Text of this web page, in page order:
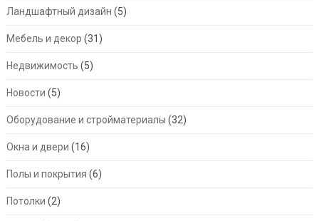
Ландшафтный дизайн (5)
Мебель и декор (31)
Недвижимость (5)
Новости (5)
Оборудование и стройматериалы (32)
Окна и двери (16)
Полы и покрытия (6)
Потолки (2)